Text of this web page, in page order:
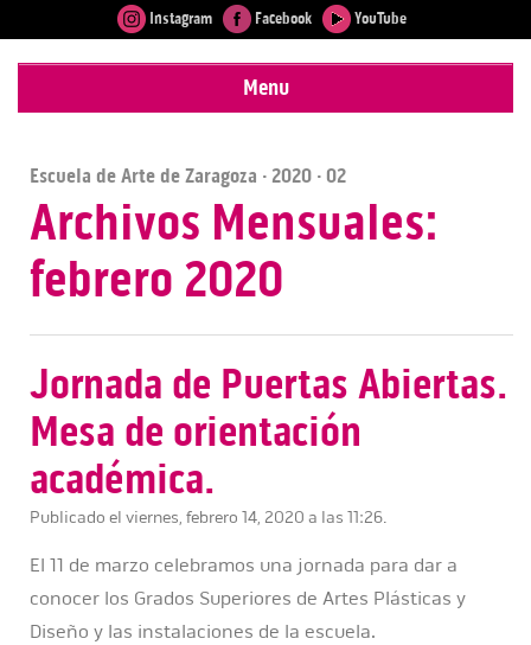
Instagram Facebook YouTube
Menu
Escuela de Arte de Zaragoza · 2020 · 02
Archivos Mensuales:
febrero 2020
Jornada de Puertas Abiertas.
Mesa de orientación
académica.
Publicado el viernes, febrero 14, 2020 a las 11:26.
El 11 de marzo celebramos una jornada para dar a
conocer los Grados Superiores de Artes Plásticas y
Diseño y las instalaciones de la escuela.